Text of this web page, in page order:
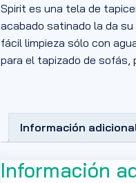
Spirit es una tela de
acabado satinado la da
fácil limpieza sólo con
para el tapizado de sofás,
Información
Información